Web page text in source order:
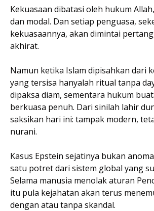
Kekuasaan dibatasi oleh hukum
dan modal. Dan setiap penguasa,
kekuasaannya, akan dimintai
akhirat.
Namun ketika Islam dipisahkan dari
yang tersisa hanyalah ritual tanpa
dipaksa diam, sementara hukum
berkuasa penuh. Dari sinilah lahir
saksikan hari ini: tampak modern,
nurani.
Kasus Epstein sejatinya bukan
satu potret dari sistem global yang
Selama manusia menolak aturan
itu pula kejahatan akan terus
dengan atau tanpa skandal.